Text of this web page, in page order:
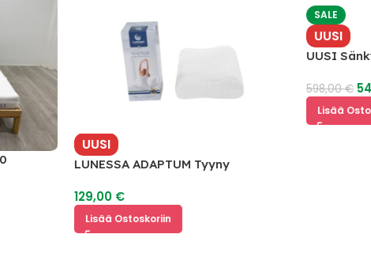
UUSI
LUNESSA ADAPTUM Tyyny
129,00€
Lisää Ostoskoriin
SALE
UUSI
UUSI
598,00€
Lisää